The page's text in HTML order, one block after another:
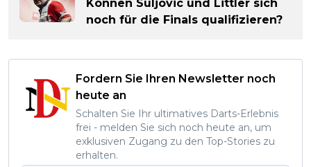
Können Suljovic und Littler sich
noch für die Finals qualifizieren?
Fordern Sie Ihren Newsletter noch
heute an
Schalten Sie Ihr ultimatives Darts-Erlebnis
frei - melden Sie sich noch heute an, um
exklusiven Zugang zu den Top-Stories zu
erhalten.